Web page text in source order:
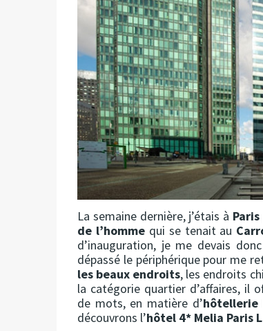
La semaine dernière, j’étais à Paris
de l’hommequi se tenait au
d’inauguration, je me devais
dépassé le périphérique pour me
les beaux endroits, les endroits
la catégorie quartier d’affaires, il
de mots, en matière d’hôtellerie
découvrons l’hôtel 4* Melia Paris